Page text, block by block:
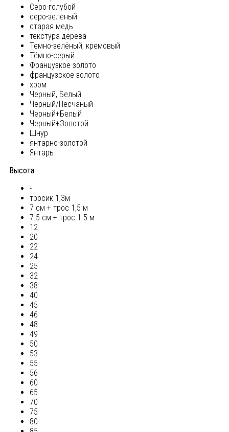
Серо-голубой
серо-зеленый
старая медь
текстура дерева
Темно-зелёный, кремовый
Тёмно-серый
Французкое золото
французское золото
хром
Черный, Белый
Черный/Песчаный
Черный+Белый
Черный+Золотой
Шнур
янтарно-золотой
Янтарь
Высота
-
тросик 1,3м
7 см + трос 1,5 м
7.5 см + трос 1.5 м
12
20
22
24
25
32
38
40
45
46
48
49
50
53
55
56
60
65
70
75
80